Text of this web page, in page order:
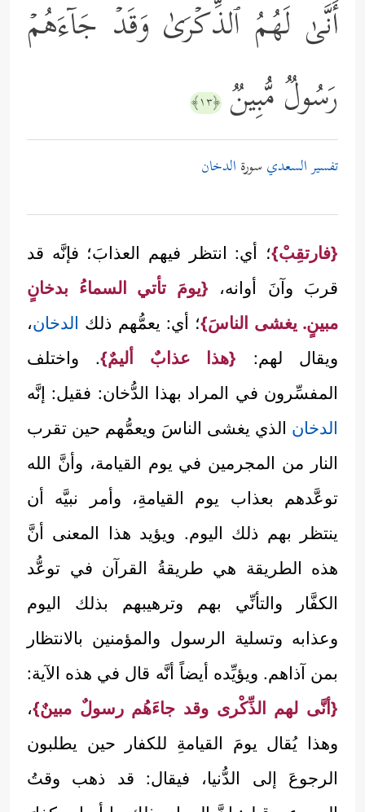
أَنَّىٰ لَهُمُ ٱلذِّكۡرَىٰ وَقَدۡ جَاۤءَهُمۡ
رَسُولࣱ مُّبِینࣱ ﴿١٣﴾
تفسير السعدي سورة الدخان
{فارتقِبْ}؛ أي: انتظر فيهم العذابَ؛ فإنَّه قد
قربَ وآنَ أوانه، {يومَ تأتي السماءُ بدخانٍ
مبينٍ. يغشى الناسَ}؛ أي: يعمُّهم ذلك الدخان،
ويقال لهم: {هذا عذابٌ أليمٌ}. واختلف
المفسِّرون في المراد بهذا الدُّخان: فقيل: إنَّه
الدخان الذي يغشى الناسَ ويعمُّهم حين تقرب
النار من المجرمين في يوم القيامة، وأنَّ الله
توعَّدهم بعذاب يوم القيامةِ، وأمر نبيَّه أن
ينتظر بهم ذلك اليوم. ويؤيد هذا المعنى أنَّ
هذه الطريقة هي طريقةُ القرآن في توعُّد
الكفَّار والتأنِّي بهم وترهيبهم بذلك اليوم
وعذابه وتسلية الرسول والمؤمنين بالانتظار
بمن آذاهم. ويؤيِّده أيضاً أنَّه قال في هذه الآية:
{أنَّى لهم الذِّكْرى وقد جاءَهُم رسولٌ مبينٌ}،
وهذا يُقال يومَ القيامةِ للكفار حين يطلبون
الرجوعَ إلى الدُّنيا، فيقال: قد ذهب وقتُ